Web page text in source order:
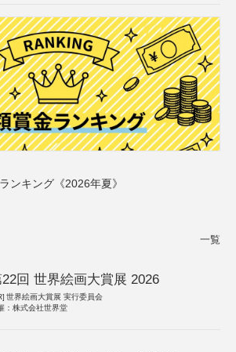
ンキング《2026年夏》
一覧
回 世界絵画大賞展 2026
世界絵画大賞展 実行委員会
：株式会社世界堂